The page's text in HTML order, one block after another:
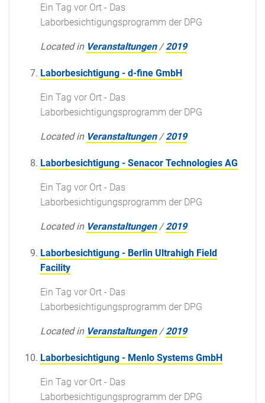
Ein Tag vor Ort - Das
Laborbesichtigungsprogramm der DPG
Located in Veranstaltungen /2019
Laborbesichtigung - d-fine GmbH
Ein Tag vor Ort - Das
Laborbesichtigungsprogramm der DPG
Located in Veranstaltungen /2019
Laborbesichtigung - Senacor Technologies AG
Ein Tag vor Ort - Das
Laborbesichtigungsprogramm der DPG
Located in Veranstaltungen /2019
Laborbesichtigung - Berlin Ultrahigh Field
Facility
Ein Tag vor Ort - Das
Laborbesichtigungsprogramm der DPG
Located in Veranstaltungen /2019
Laborbesichtigung - Menlo Systems GmbH
Ein Tag vor Ort - Das
Laborbesichtigungsprogramm der DPG